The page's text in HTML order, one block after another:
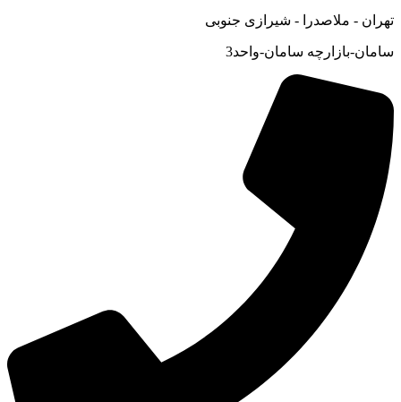
تهران - ملاصدرا - شیرازی جنوبی
سامان-بازارچه سامان-واحد3